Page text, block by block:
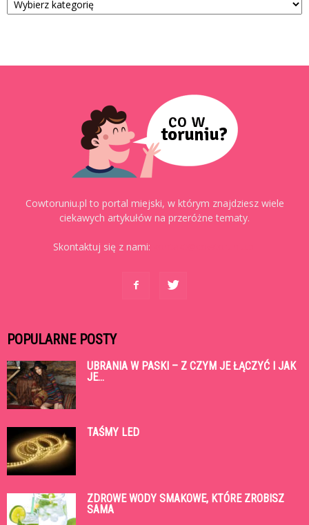
Cowtoruniu.pl to portal miejski, w którym znajdziesz wiele
ciekawych artykułów na przeróżne tematy.
Skontaktuj się z nami:
POPULARNE POSTY
UBRANIA W PASKI – Z CZYM JE ŁĄCZYĆ I JAK
JE...
TAŚMY LED
ZDROWE WODY SMAKOWE, KTÓRE ZROBISZ
SAMA